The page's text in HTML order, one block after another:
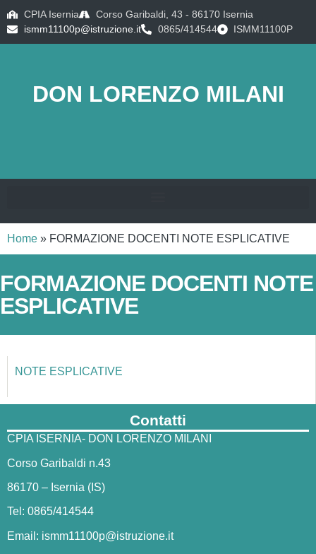
CPIA Isernia
Corso Garibaldi, 43 - 86170 Isernia
ismm11100p@istruzione.it
0865/414544 ISMM11100P
DON LORENZO MILANI
Home » FORMAZIONE DOCENTI NOTE ESPLICATIVE
FORMAZIONE DOCENTI NOTE
ESPLICATIVE
NOTE ESPLICATIVE
Contatti
CPIA ISERNIA- DON LORENZO MILANI
Corso Garibaldi n.43
86170 – Isernia (IS)
Tel: 0865/414544
Email: ismm11100p@istruzione.it